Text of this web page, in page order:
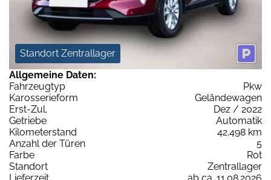
Standort Zentrallager
Allgemeine Daten:
Fahrzeugtyp
Pkw
Karosserieform
Geländewagen
Erst-Zul.
Dez / 2022
Getriebe
Automatik
Kilometerstand
42.498 km
Anzahl der Türen
5
Farbe
Rot
Standort
Zentrallager